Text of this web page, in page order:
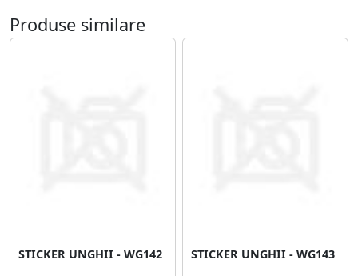
Produse similare
STICKER UNGHII - WG142 STICKER UNGHII - WG143